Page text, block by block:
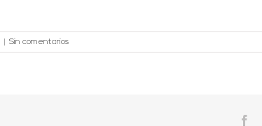
Sin comentarios